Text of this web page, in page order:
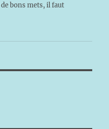
bons mets, il faut